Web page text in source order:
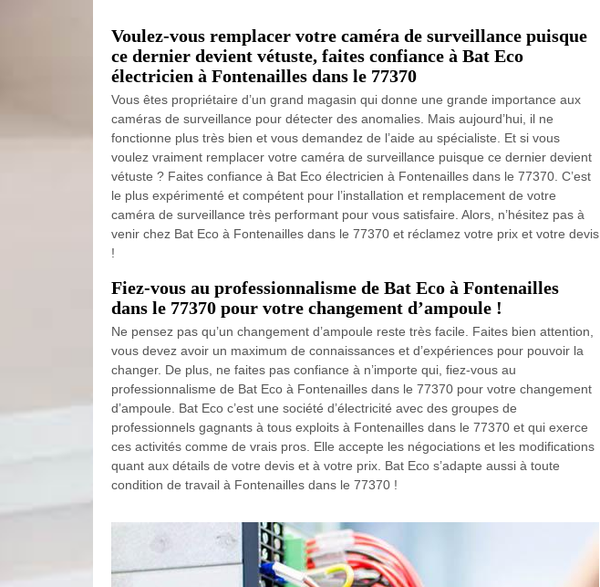
Voulez-vous remplacer votre caméra de surveillance puisque
ce dernier devient vétuste, faites confiance à Bat Eco
électricien à Fontenailles dans le 77370
Vous êtes propriétaire d’un grand magasin qui donne une grande importance aux
caméras de surveillance pour détecter des anomalies. Mais aujourd’hui, il ne
fonctionne plus très bien et vous demandez de l’aide au spécialiste. Et si vous
voulez vraiment remplacer votre caméra de surveillance puisque ce dernier devient
vétuste ? Faites confiance à Bat Eco électricien à Fontenailles dans le 77370. C’est
le plus expérimenté et compétent pour l’installation et remplacement de votre
caméra de surveillance très performant pour vous satisfaire. Alors, n’hésitez pas à
venir chez Bat Eco à Fontenailles dans le 77370 et réclamez votre prix et votre devis
!
Fiez-vous au professionnalisme de Bat Eco à Fontenailles
dans le 77370 pour votre changement d’ampoule !
Ne pensez pas qu’un changement d’ampoule reste très facile. Faites bien attention,
vous devez avoir un maximum de connaissances et d’expériences pour pouvoir la
changer. De plus, ne faites pas confiance à n’importe qui, fiez-vous au
professionnalisme de Bat Eco à Fontenailles dans le 77370 pour votre changement
d’ampoule. Bat Eco c’est une société d’électricité avec des groupes de
professionnels gagnants à tous exploits à Fontenailles dans le 77370 et qui exerce
ces activités comme de vrais pros. Elle accepte les négociations et les modifications
quant aux détails de votre devis et à votre prix. Bat Eco s’adapte aussi à toute
condition de travail à Fontenailles dans le 77370 !